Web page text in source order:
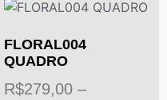
FLORAL004
QUADRO
R$279,00 –